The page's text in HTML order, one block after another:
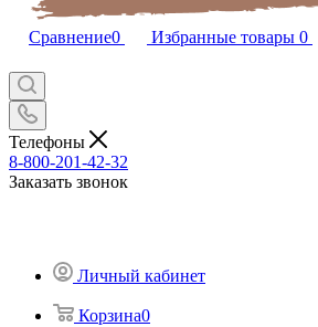
Сравнение0 Избранные товары 0
Телефоны
8-800-201-42-32
Заказать звонок
Личный кабинет
Корзина0